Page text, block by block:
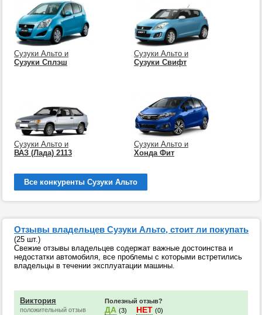
Сузуки Альто и
Сузуки Сплэш
Сузуки Альто и
Сузуки Свифт
Сузуки Альто и
ВАЗ (Лада) 2113
Сузуки Альто и
Хонда Фит
Все конкуренты Сузуки Альто
Отзывы владельцев Сузуки Альто, стоит ли покупать
(25 шт.)
Свежие отзывы владельцев содержат важные достоинства и
недостатки автомобиля, все проблемы с которыми встретились
владельцы в течении эксплуатации машины.
Виктория
положительный отзыв
Полезный отзыв?
ДА (3) НЕТ (0)